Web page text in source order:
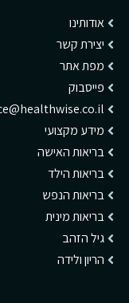
אודותינו
יצירת קשר
מפת אתר
פייסבוק
מידע מקצועי
בריאות האישה
בריאות הילד
בריאות הנפש
בריאות מינית
גיל הזהב
הריון ולידה